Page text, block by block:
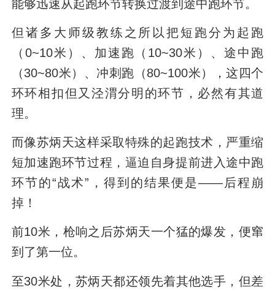
能够迅速从起跑环节转换过渡到途中跑环节。
但诸多大师级教练之所以把短跑分为起跑
（0~10米）、加速跑（10~30米）、途中跑
（30~80米）、冲刺跑（80~100米），这四个
环环相扣但又泾渭分明的环节，必然有其道
理。
而像苏炳天这样采取特殊的起跑技术，严重缩
短加速跑环节过程，逼迫自身提前进入途中跑
环节的“战术”，得到的结果便是——后程崩
掉！
前10米，枪响之后苏炳天一个猛的爆发，便窜
到了第一位。
至30米处，苏炳天都还领先着其他选手，但差